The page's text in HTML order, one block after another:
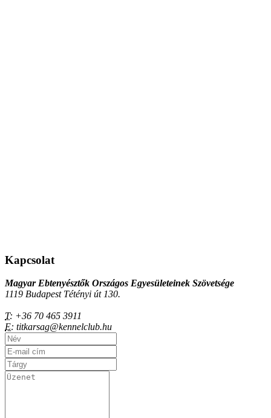
Kapcsolat
Magyar Ebtenyésztők Országos Egyesületeinek Szövetsége
1119 Budapest Tétényi út 130.
T: +36 70 465 3911
E: titkarsag@kennelclub.hu